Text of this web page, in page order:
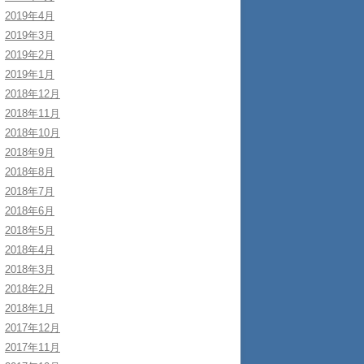
2019年4月
2019年3月
2019年2月
2019年1月
2018年12月
2018年11月
2018年10月
2018年9月
2018年8月
2018年7月
2018年6月
2018年5月
2018年4月
2018年3月
2018年2月
2018年1月
2017年12月
2017年11月